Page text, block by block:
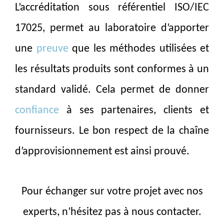
L’accréditation sous référentiel ISO/IEC
17025, permet au laboratoire d’apporter
une preuve que les méthodes utilisées et
les résultats produits sont conformes à un
standard validé. Cela permet de donner
confiance à ses partenaires, clients et
fournisseurs. Le bon respect de la chaîne
d’approvisionnement est ainsi prouvé.
Pour échanger sur votre projet avec nos
experts, n’hésitez pas à nous contacter.